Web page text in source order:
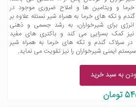
خرما و ویتامین ها و املاح ضروری موجود در
و تکه های خرما به همراه شیر نستله علاوه بر
انرژی برای شیرخواران، به رشد جسمی و ذهنی
کمک بسزایی می کند و باکتری های مفید
در سرلاک گندم و تکه های خرما به همراه شیر
ایمنی شیرخواران را نیز تقویت می نماید.
به سبد خرید